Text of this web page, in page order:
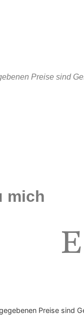
Preise sind
mich
Preise sind